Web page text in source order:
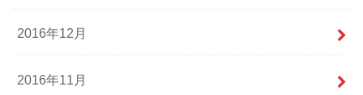
2016年12月
2016年11月